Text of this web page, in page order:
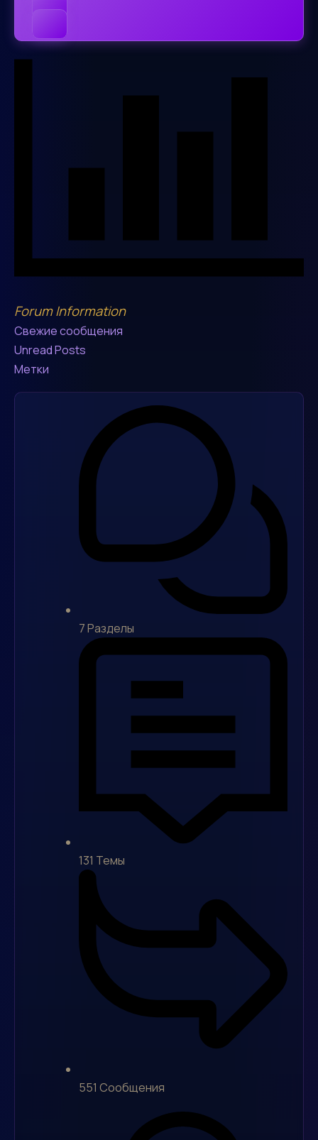
Forum Information
Свежие сообщения
Unread Posts
Метки
7Разделы
131 Темы
551 Сообщения